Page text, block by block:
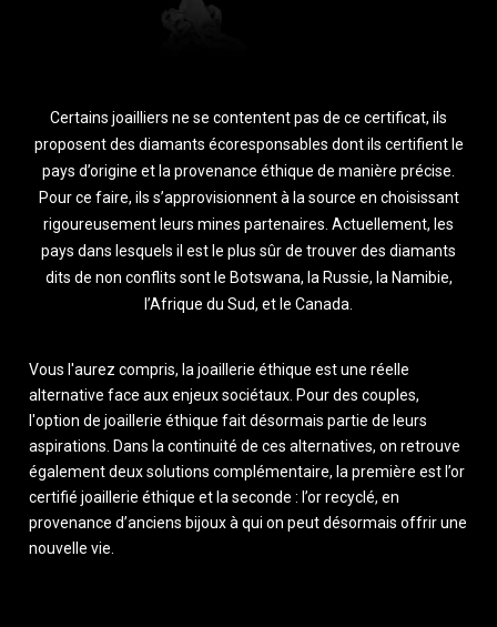
Certains joailliers ne se contentent pas de ce certificat, ils
proposent des diamants écoresponsables dont ils certifient le
pays d’origine et la provenance éthique de manière précise.
Pour ce faire, ils s’approvisionnent à la source en choisissant
rigoureusement leurs mines partenaires. Actuellement, les
pays dans lesquels il est le plus sûr de trouver des diamants
dits de non conflits sont le Botswana, la Russie, la Namibie,
l’Afrique du Sud, et le Canada.
Vous l'aurez compris, la joaillerie éthique est une réelle
alternative face aux enjeux sociétaux. Pour des couples,
l'option de joaillerie éthique fait désormais partie de leurs
aspirations. Dans la continuité de ces alternatives, on retrouve
également deux solutions complémentaire, la première est l’or
certifié joaillerie éthique et la seconde : l’or recyclé, en
provenance d’anciens bijoux à qui on peut désormais offrir une
nouvelle vie.